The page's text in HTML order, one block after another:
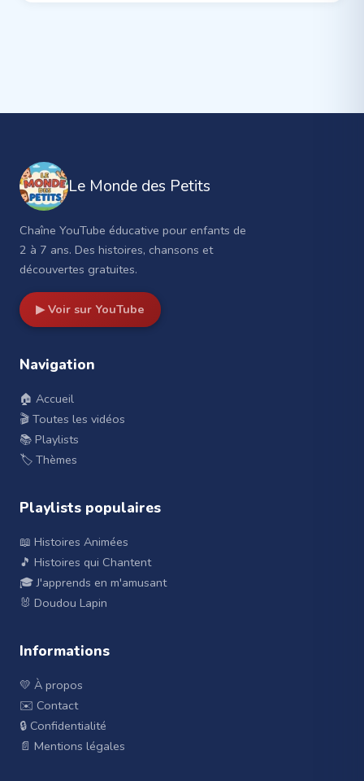
Le Monde des Petits
Chaîne YouTube éducative pour enfants de
2 à 7 ans. Des histoires, chansons et
découvertes gratuites.
▶ Voir sur YouTube
Navigation
🏠 Accueil
🎬 Toutes les vidéos
📚 Playlists
🏷️ Thèmes
Playlists populaires
📖 Histoires Animées
🎵 Histoires qui Chantent
🎓 J'apprends en m'amusant
🐰 Doudou Lapin
Informations
💛 À propos
✉️ Contact
🔒 Confidentialité
📄 Mentions légales